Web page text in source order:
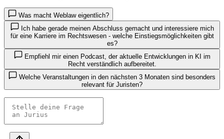
Was macht Weblaw eigentlich?
Ich habe gerade meinen Abschluss gemacht und interessiere mich
für eine Karriere im Rechtswesen - welche Einstiegsmöglichkeiten gibt
es?
Empfiehl mir einen Podcast, der aktuelle Entwicklungen in KI im
Recht verständlich aufbereitet.
relevant für Juristen?